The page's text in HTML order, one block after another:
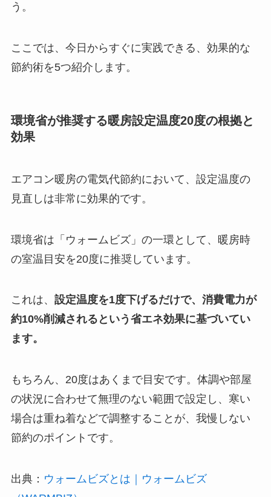
う。
ここでは、今日からすぐに実践できる、効果的な
節約術を5つ紹介します。
環境省が推奨する暖房設定温度20度の根拠と
効果
エアコン暖房の電気代節約において、設定温度の
見直しは非常に効果的です。
環境省は「ウォームビズ」の一環として、暖房時
の室温目安を20度に推奨しています。
これは、 設定温度を1度下げるだけで、消費電力が
約10%削減されるという省エネ効果に基づいてい
ます。
もちろん、20度はあくまで目安です。体調や部屋
の状況に合わせて無理のない範囲で設定し、寒い
場合は重ね着などで調整することが、我慢しない
節約のポイントです。
出典： ウォームビズとは｜ウォームビズ